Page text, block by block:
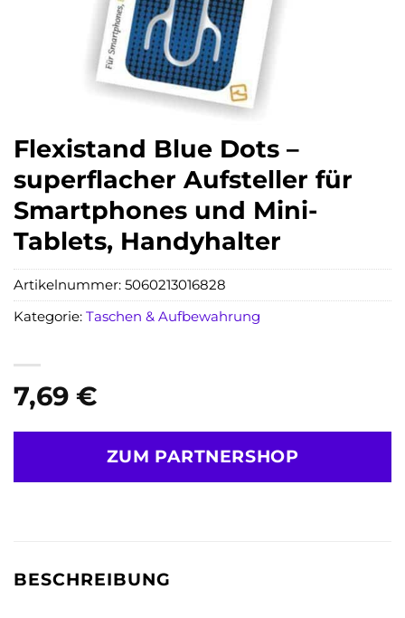
Flexistand Blue Dots –
superflacher Aufsteller für
Smartphones und Mini-
Tablets, Handyhalter
7,69 €
ZUM PARTNERSHOP
Artikelnummer: 5060213016828
Kategorie: Taschen & Aufbewahrung
BESCHREIBUNG